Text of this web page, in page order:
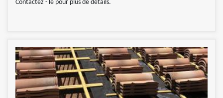
Contactez - le pour plus de détails.